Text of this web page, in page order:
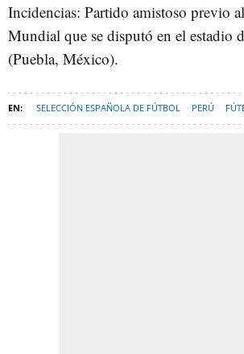
Incidencias: Partido amistoso previo
Mundial que se disputó en el estadio
(Puebla, México).
SELECCIÓN ESPAÑOLA DE FÚTBOL PERÚ